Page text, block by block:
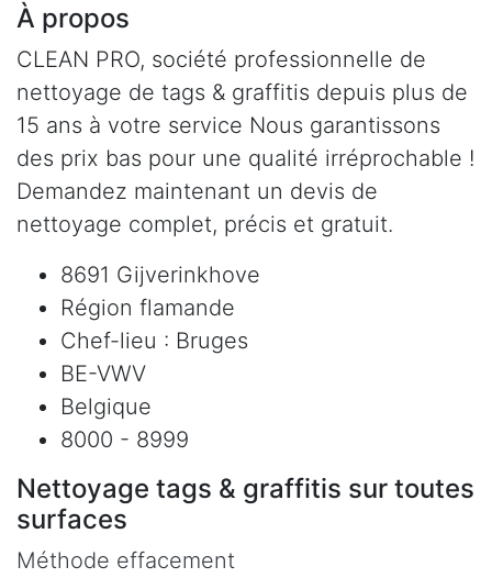
À propos
CLEAN PRO, société professionnelle de
nettoyage de tags & graffitis depuis plus de
15 ans à votre service Nous garantissons
des prix bas pour une qualité irréprochable !
Demandez maintenant un devis de
nettoyage complet, précis et gratuit.
8691 Gijverinkhove
Région flamande
Chef-lieu : Bruges
BE-VWV
Belgique
8000 - 8999
Nettoyage tags & graffitis sur toutes
surfaces
Méthode effacement